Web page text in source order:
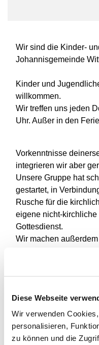
Diese Webseite
Wir verwenden
personalisieren,
zu können und die
Wir sind die Kinder-
Johannisgemeinde
Kinder und
willkommen.
Wir treffen uns jeden
Uhr. Außer in den
Vorkenntnisse
integrieren wir aber
Unsere Gruppe hat
gestartet, in
Rusche für die
eigene nicht-
Gottesdienst.
Wir machen
Falls Du Interesse
gerne bei Tom Gutsch